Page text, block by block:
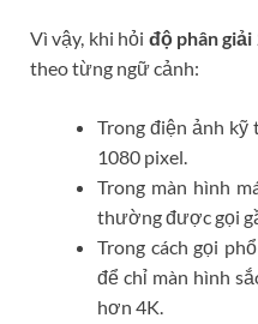
Vì vậy, khi hỏi độ phân giải
theo từng ngữ cảnh:
Trong điện ảnh
1080 pixel.
Trong màn hình
thường được gọi
Trong cách gọi
để chỉ màn hình
hơn 4K.